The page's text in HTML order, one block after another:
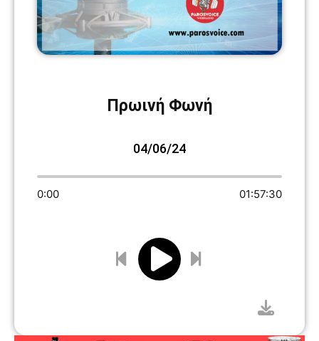
Πρωινή Φωνή
04/06/24
0:00 01:57:30